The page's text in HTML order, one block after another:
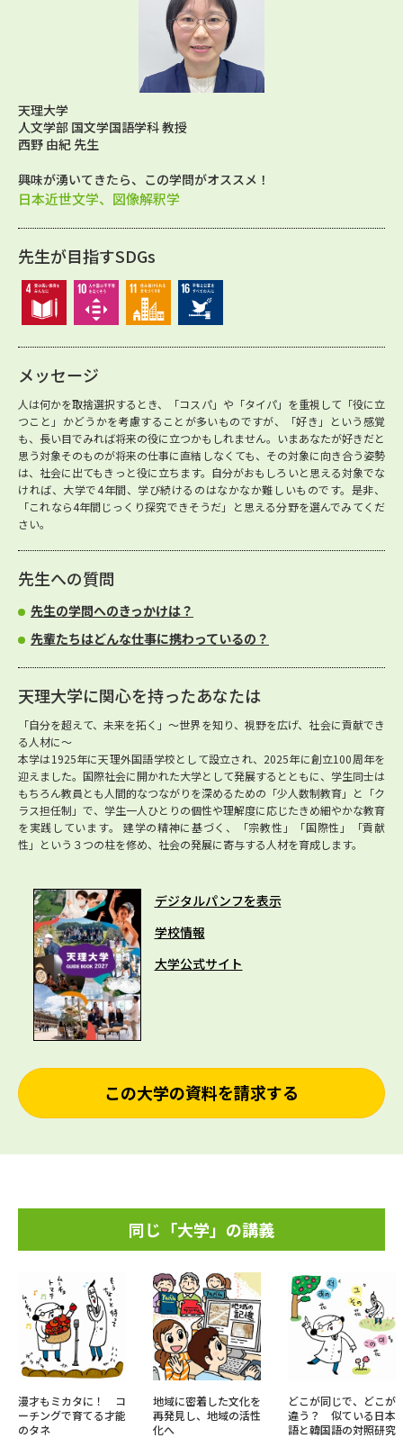
天理大学
人文学部 国文学国語学科 教授
西野 由紀 先生
興味が湧いてきたら、この学問がオススメ！
日本近世文学、図像解釈学
先生が目指すSDGs
メッセージ
人は何かを取捨選択するとき、「コスパ」や「タイパ」を重視して「役に立
つこと」かどうかを考慮することが多いものですが、「好き」という感覚
も、長い目でみれば将来の役に立つかもしれません。いまあなたが好きだと
思う対象そのものが将来の仕事に直結しなくても、その対象に向き合う姿勢
は、社会に出てもきっと役に立ちます。自分がおもしろいと思える対象でな
ければ、大学で4年間、学び続けるのはなかなか難しいものです。是非、
「これなら4年間じっくり探究できそうだ」と思える分野を選んでみてくだ
さい。
先生への質問
先生の学問へのきっかけは？
先輩たちはどんな仕事に携わっているの？
天理大学に関心を持ったあなたは
「自分を超えて、未来を拓く」～世界を知り、視野を広げ、社会に貢献でき
る人材に～
本学は1925年に天理外国語学校として設立され、2025年に創立100周年を
迎えました。国際社会に開かれた大学として発展するとともに、学生同士は
もちろん教員とも人間的なつながりを深めるための「少人数制教育」と「ク
ラス担任制」で、学生一人ひとりの個性や理解度に応じたきめ細やかな教育
を実践しています。 建学の精神に基づく、「宗教性」「国際性」「貢献
性」という３つの柱を修め、社会の発展に寄与する人材を育成します。
デジタルパンフを表示
学校情報
大学公式サイト
この大学の資料を請求する
同じ「大学」の講義
漫才もミカタに！ コ
ーチングで育てる才能
のタネ
地域に密着した文化を
再発見し、地域の活性
化へ
どこが同じで、どこが
違う？ 似ている日本
語と韓国語の対照研究